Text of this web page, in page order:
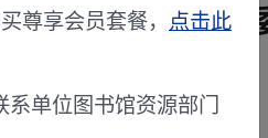
国家自然科学基
基金委员会
尊享会员套餐， 点击此
单位图书馆资源部门